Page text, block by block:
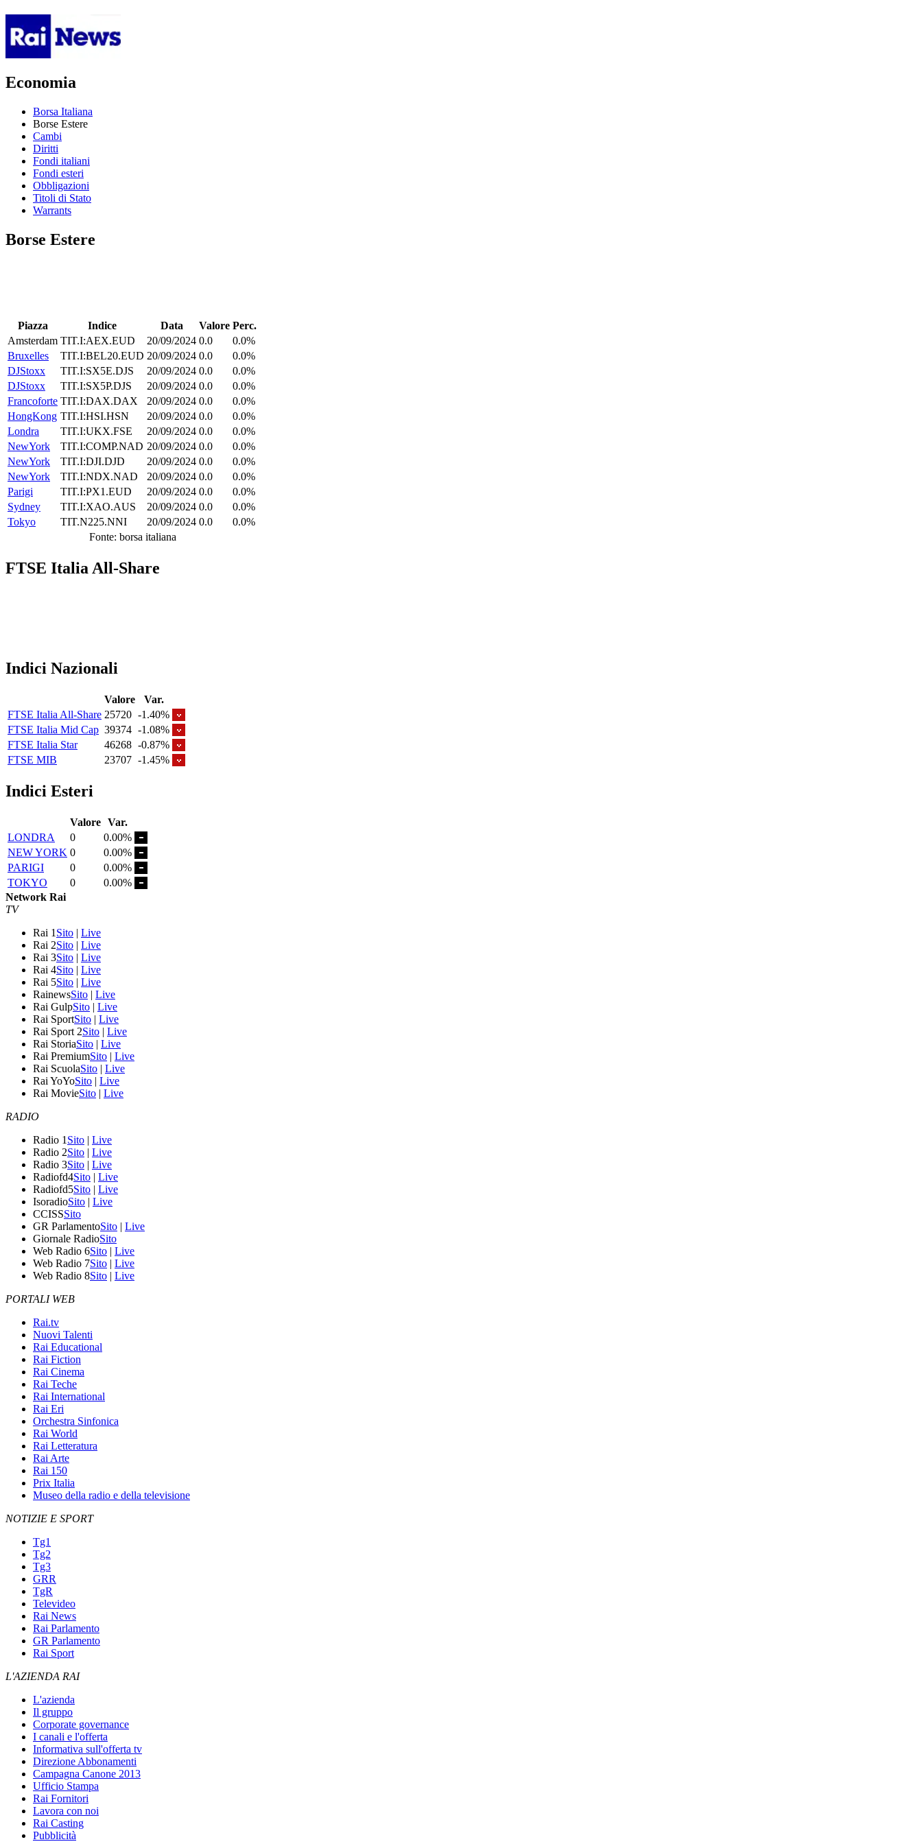
Economia
Borsa Italiana
Borse Estere
Cambi
Diritti
Fondi italiani
Fondi esteri
Obbligazioni
Titoli di Stato
Warrants
Borse Estere
Piazza Indice Data Valore Perc.
Amsterdam TIT.I:AEX.EUD 20/09/2024 0.0
0.0%
Bruxelles
TIT.I:BEL20.EUD 20/09/2024 0.0
0.0%
DJStoxx
TIT.I:SX5E.DJS 20/09/2024 0.0
0.0%
DJStoxx
TIT.I:SX5P.DJS 20/09/2024 0.0
0.0%
Francoforte TIT.I:DAX.DAX 20/09/2024 0.0
0.0%
HongKong TIT.I:HSI.HSN 20/09/2024 0.0
0.0%
Londra
TIT.I:UKX.FSE 20/09/2024 0.0
0.0%
NewYork
TIT.I:COMP.NAD 20/09/2024 0.0
0.0%
NewYork
TIT.I:DJI.DJD 20/09/2024 0.0
0.0%
NewYork
TIT.I:NDX.NAD 20/09/2024 0.0
0.0%
Parigi
TIT.I:PX1.EUD 20/09/2024 0.0
0.0%
Sydney
TIT.I:XAO.AUS 20/09/2024 0.0
0.0%
Tokyo
TIT.N225.NNI 20/09/2024 0.0
0.0%
Fonte: borsa italiana
FTSE Italia All-Share
Indici Nazionali
Valore
Var.
FTSE Italia All-Share 25720 -1.40%
FTSE Italia Mid Cap 39374 -1.08%
FTSE Italia Star
46268 -0.87%
FTSE MIB
23707 -1.45%
Indici Esteri
Valore Var.
LONDRA
0
0.00%
NEW YORK 0
0.00%
PARIGI
0
0.00%
TOKYO
0
0.00%
Network Rai
TV
Rai 1 Sito | Live
Rai 2Sito | Live
Rai 3Sito | Live
Rai 4Sito | Live
Rai 5Sito | Live
RainewsSito | Live
Rai GulpSito | Live
Rai SportSito | Live
Rai Sport 2Sito | Live
Rai StoriaSito | Live
Rai PremiumSito | Live
Rai ScuolaSito | Live
Rai YoYoSito | Live
Rai MovieSito | Live
RADIO
Radio 1 Sito | Live
Radio 2Sito | Live
Radio 3Sito | Live
Radiofd4Sito | Live
Radiofd5Sito | Live
IsoradioSito | Live
CCISSSito
GR ParlamentoSito | Live
Giornale RadioSito
Web Radio 6Sito | Live
Web Radio 7Sito | Live
Web Radio 8Sito | Live
PORTALI WEB
Rai.tv
Nuovi Talenti
Rai Educational
Rai Fiction
Rai Cinema
Rai Teche
Rai International
Rai Eri
Orchestra Sinfonica
Rai World
Rai Letteratura
Rai Arte
Rai 150
Prix Italia
Museo della radio e della televisione
NOTIZIE E SPORT
Tg1
Tg2
Tg3
GRR
TgR
Televideo
Rai News
Rai Parlamento
GR Parlamento
Rai Sport
L'AZIENDA RAI
L'azienda
Il gruppo
Corporate governance
I canali e l'offerta
Informativa sull'offerta tv
Direzione Abbonamenti
Campagna Canone 2013
Ufficio Stampa
Rai Fornitori
Lavora con noi
Rai Casting
Pubblicità